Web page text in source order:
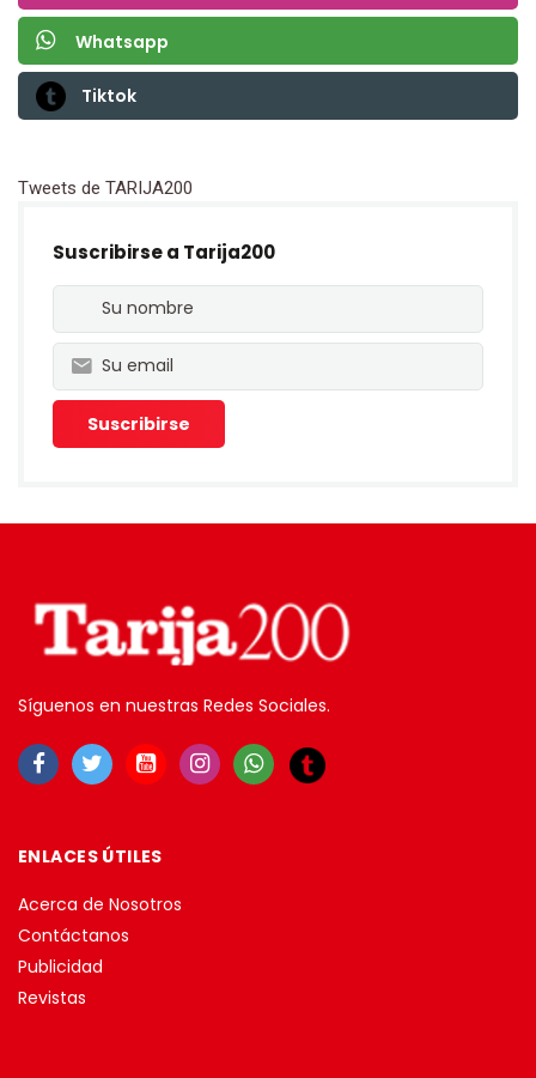
Whatsapp
Tiktok
Tweets de TARIJA200
Suscribirse a Tarija200
Síguenos en nuestras Redes Sociales.
ENLACES ÚTILES
Acerca de Nosotros
Contáctanos
Publicidad
Revistas